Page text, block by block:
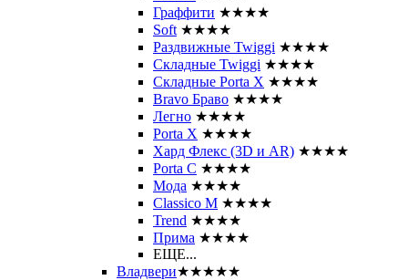
Граффити ★★★★
Soft ★★★★
Раздвижные Twiggi ★★★★
Складные Twiggi ★★★★
Складные Porta X ★★★★
Bravo Браво ★★★★
Легно ★★★★
Porta X ★★★★
Хард Флекс (3D и AR) ★★★★
Porta C ★★★★
Мода ★★★★
Classico M ★★★★
Trend ★★★★
Прима ★★★★
ЕЩЕ...
Владвери★★★★★